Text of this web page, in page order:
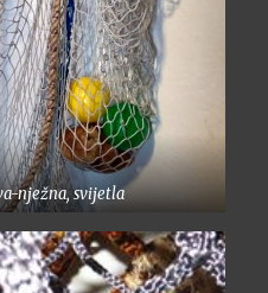
nježna, svijetla